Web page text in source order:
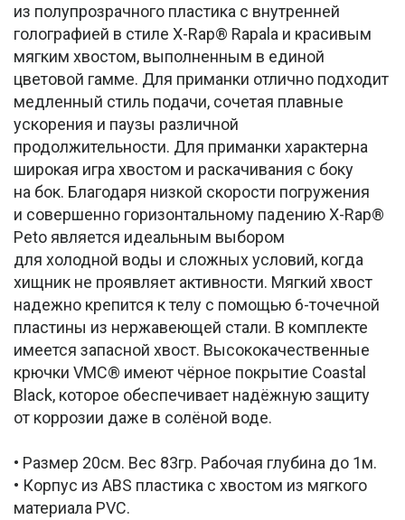
из полупрозрачного пластика с внутренней
голографией в стиле X-Rap® Rapala и красивым
мягким хвостом, выполненным в единой
цветовой гамме. Для приманки отлично подходит
медленный стиль подачи, сочетая плавные
ускорения и паузы различной
продолжительности. Для приманки характерна
широкая игра хвостом и раскачивания с боку
на бок. Благодаря низкой скорости погружения
и совершенно горизонтальному падению X-Rap®
Peto является идеальным выбором
для холодной воды и сложных условий, когда
хищник не проявляет активности. Мягкий хвост
надежно крепится к телу с помощью 6-точечной
пластины из нержавеющей стали. В комплекте
имеется запасной хвост. Высококачественные
крючки VMC® имеют чёрное покрытие Coastal
Black, которое обеспечивает надёжную защиту
от коррозии даже в солёной воде.
• Размер 20см. Вес 83гр. Рабочая глубина до 1м.
• Корпус из ABS пластика с хвостом из мягкого
материала PVC.